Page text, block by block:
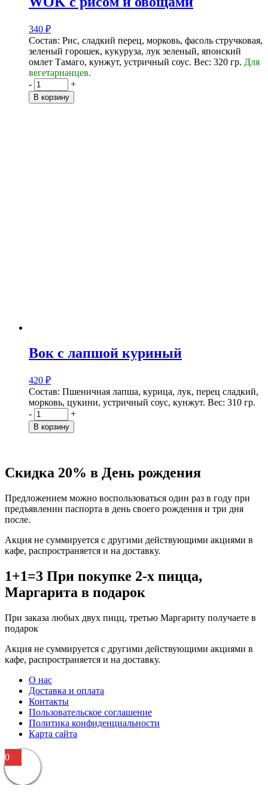
340 ₽
Состав: Рис, сладкий перец, морковь, фасоль стручковая,
зеленый горошек, кукуруза, лук зеленый, японский
омлет Тамаго, кунжут, устричный соус. Вес: 320 гр. Для
вегетарианцев.
-
+
В корзину
Вок с лапшой куриный
420 ₽
Состав: Пшеничная лапша, курица, лук, перец сладкий,
морковь, цукини, устричный соус, кунжут. Вес: 310 гр.
-
+
В корзину
Скидка 20% в День рождения
Предложением можно воспользоваться один раз в году при
предъявлении паспорта в день своего рождения и три дня
после.
Акция не суммируется с другими действующими акциями в
кафе, распространяется и на доставку.
1+1=3 При покупке 2-х пицца,
Маргарита в подарок
При заказа любых двух пицц, третью Маргариту получаете в
подарок
Акция не суммируется с другими действующими акциями в
кафе, распространяется и на доставку.
О нас
Доставка и оплата
Контакты
Пользовательское соглашение
Политика конфиденциальности
Карта сайта
0